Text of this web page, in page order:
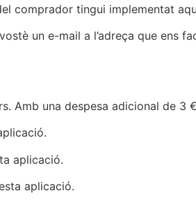
comprador tingui implementat
un e-mail a l’adreça que ens
Amb una despesa adicional de 3
aplicació.
aplicació.